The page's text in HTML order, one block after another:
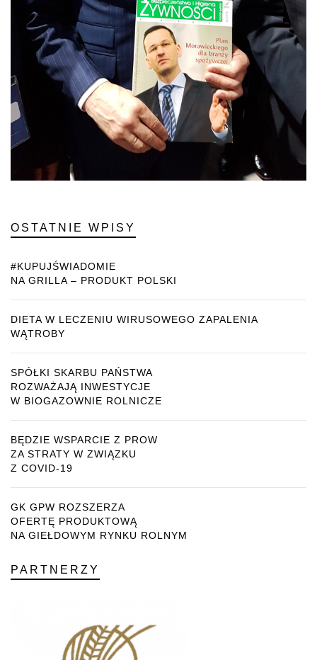
OSTATNIE WPISY
#KUPUJŚWIADOMIE
NA GRILLA – PRODUKT POLSKI
DIETA W LECZENIU WIRUSOWEGO ZAPALENIA
WĄTROBY
SPÓŁKI SKARBU PAŃSTWA
ROZWAŻAJĄ INWESTYCJE
W BIOGAZOWNIE ROLNICZE
BĘDZIE WSPARCIE Z PROW
ZA STRATY W ZWIĄZKU
Z COVID-19
GK GPW ROZSZERZA
OFERTĘ PRODUKTOWĄ
NA GIEŁDOWYM RYNKU ROLNYM
PARTNERZY